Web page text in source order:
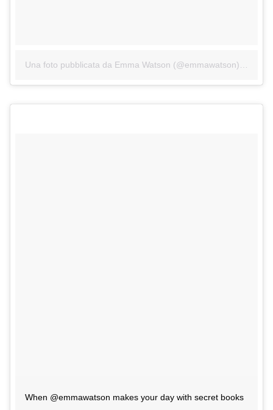
When @emmawatson makes your day with secret books